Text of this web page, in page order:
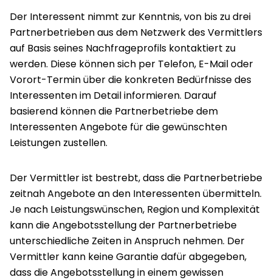
Der Interessent nimmt zur Kenntnis, von bis zu drei
Partnerbetrieben aus dem Netzwerk des Vermittlers
auf Basis seines Nachfrageprofils kontaktiert zu
werden. Diese können sich per Telefon, E-Mail oder
Vorort-Termin über die konkreten Bedürfnisse des
Interessenten im Detail informieren. Darauf
basierend können die Partnerbetriebe dem
Interessenten Angebote für die gewünschten
Leistungen zustellen.
Der Vermittler ist bestrebt, dass die Partnerbetriebe
zeitnah Angebote an den Interessenten übermitteln.
Je nach Leistungswünschen, Region und Komplexität
kann die Angebotsstellung der Partnerbetriebe
unterschiedliche Zeiten in Anspruch nehmen. Der
Vermittler kann keine Garantie dafür abgegeben,
dass die Angebotsstellung in einem gewissen